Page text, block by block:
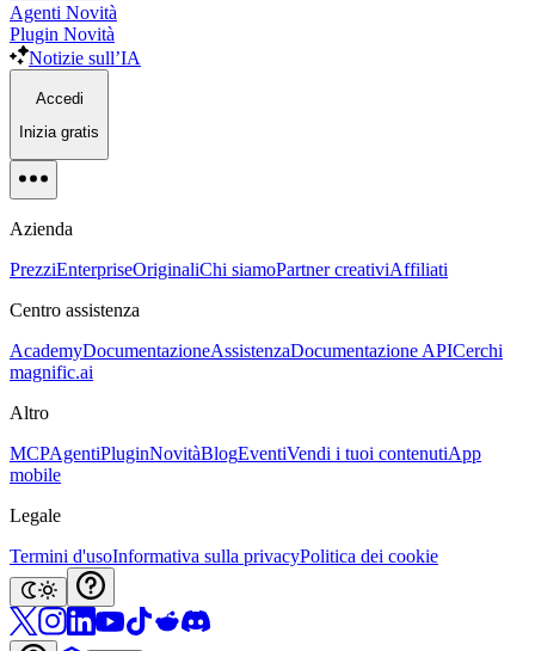
Agenti Novità
Plugin Novità
Notizie sull’IA
Accedi
Inizia gratis
Azienda
PrezziEnterpriseOriginaliChi siamoPartner creativiAffiliati
Centro assistenza
AcademyDocumentazioneAssistenzaDocumentazione APICerchi
magnific.ai
Altro
MCPAgentiPluginNovitàBlogEventiVendi i tuoi contenutiApp
mobile
Legale
Termini d'usoInformativa sulla privacyPolitica dei cookie